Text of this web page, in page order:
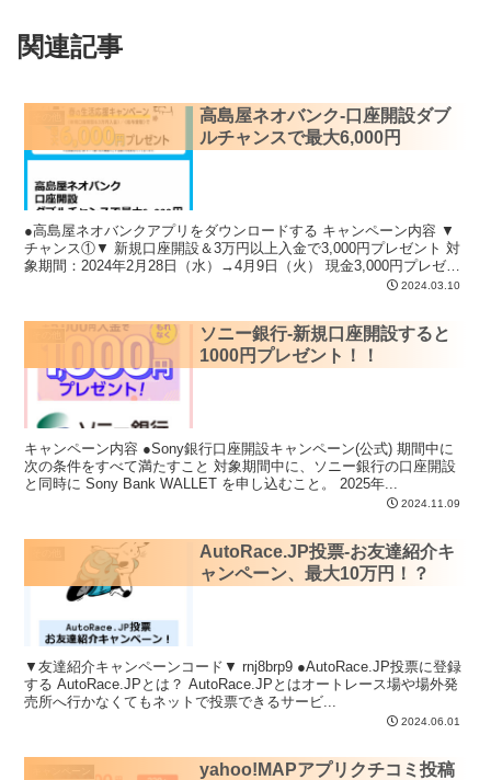
関連記事
高島屋ネオバンク-口座開設ダブ
ルチャンスで最大6,000円
●高島屋ネオバンクアプリをダウンロードする キャンペーン内容 ▼
チャンス①▼ 新規口座開設＆3万円以上入金で3,000円プレゼント 対
象期間：2024年2月28日（水）→4月9日（火） 現金3,000円プレゼ
2024.03.10
ソニー銀行-新規口座開設すると
1000円プレゼント！！
キャンペーン内容 ●Sony銀行口座開設キャンペーン(公式) 期間中に
次の条件をすべて満たすこと 対象期間中に、ソニー銀行の口座開設
と同時に Sony Bank WALLET を申し込むこと。 2025年...
2024.11.09
AutoRace.JP投票-お友達紹介キ
ャンペーン、最大10万円！？
▼友達紹介キャンペーンコード▼ rnj8brp9 ●AutoRace.JP投票に登録
する AutoRace.JPとは？ AutoRace.JPとはオートレース場や場外発
売所へ行かなくてもネットで投票できるサービ...
2024.06.01
yahoo!MAPアプリクチコミ投稿